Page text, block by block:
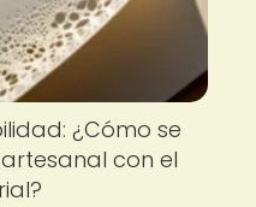
¿Cómo se
con el